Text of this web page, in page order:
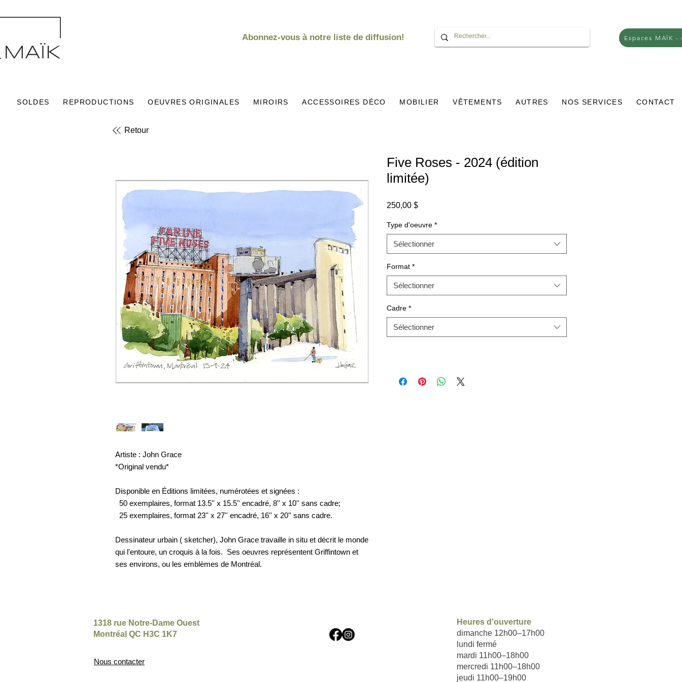
Abonnez-vous à notre liste de diffusion! Espaces MAÏK
SOLDES REPRODUCTIONS OEUVRES ORIGINALES MIROIRS ACCESSOIRES DÉCO MOBILIER VÊTEMENTS AUTRES NOS SERVICES CONTACT
Retour
Artiste : John Grace
*Original vendu*
Disponible en Éditions limitées, numérotées et signées :
50 exemplaires, format 13.5'' x 15.5'' encadré, 8'' x 10'' sans cadre;
25 exemplaires, format 23'' x 27'' encadré, 16'' x 20'' sans cadre.
Dessinateur urbain ( sketcher), John Grace travaille in situ et décrit le monde
qui l'entoure, un croquis à la fois. Ses oeuvres représentent Griffintown et
ses environs, ou les emblèmes de Montréal.
Five Roses - 2024 (édition
limitée)
250,00 $Prix
Type d'oeuvre *
Sélectionner
Format *
Sélectionner
Cadre *
Sélectionner
1318 rue Notre-Dame Ouest
Montréal QC H3C 1K7
Nous contacter​
Heures d'ouverture​
dimanche 12h00–17h00
lundi fermé
mardi 11h00–18h00
mercredi 11h00–18h00
jeudi 11h00–19h00